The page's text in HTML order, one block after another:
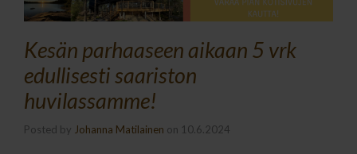
Kesän parhaaseen aikaan 5 vrk
edullisesti saariston
huvilassamme!
Posted by Johanna Matilainen on 10.6.2024